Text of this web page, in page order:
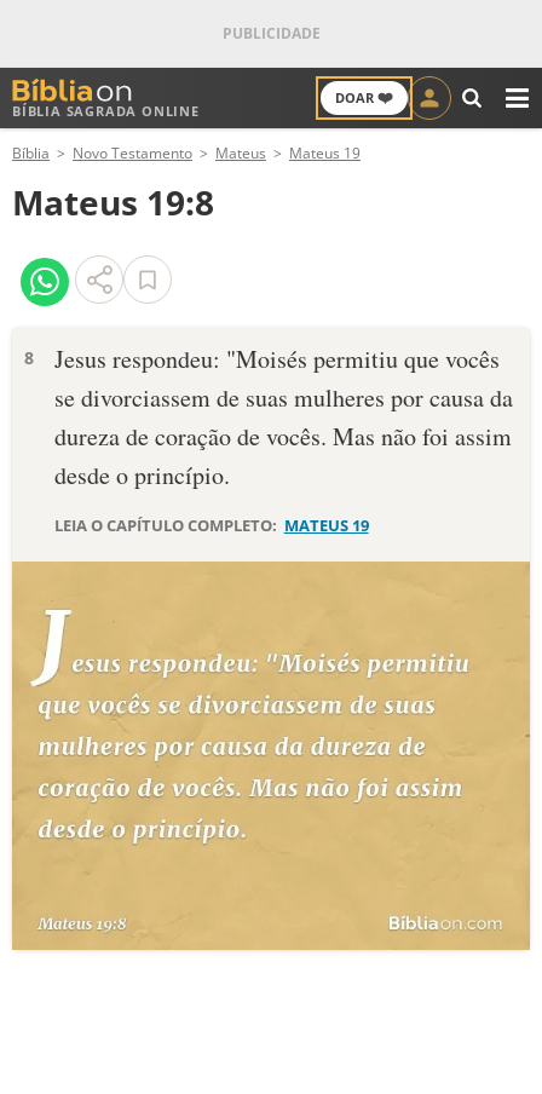
BÍBLIA SAGRADA ONLINE
DOAR ❤️
ANTIGO TESTAMENTO
NOVO TESTAMENTO
VERSÍCULOS
PALAVRA DO DIA
SALMO DO DIA
DEVOCIONAL DIÁRIO
ESTUDOS BÍBLICOS
ESBOÇOS DE PREGAÇÃO
PERGUNTE À BÍBLIA IA
QUEM SOMOS
Bíblia Novo Testamento Mateus Mateus 19
Mateus 19:8
8
Jesus respondeu: "Moisés permitiu que vocês
se divorciassem de suas mulheres por causa da
dureza de coração de vocês. Mas não foi assim
desde o princípio.
LEIA O CAPÍTULO COMPLETO: MATEUS 19